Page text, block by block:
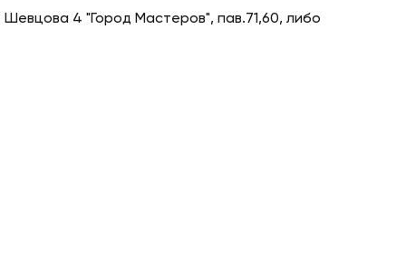
4 "Город Мастеров", пав.71,60, либо